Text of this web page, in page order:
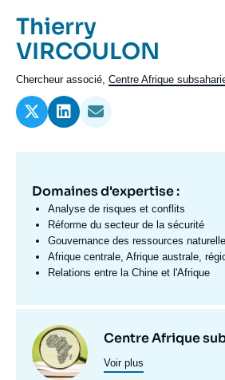
Nous soutenir
Prénom
de
l'expert
Thierry
Nom
de
l'expert
VIRCOULON
Intitulé
du
poste
Chercheur associé, Centre Afrique
Domaine
d'expertises
Fr
Domaines d'expertise :
Analyse de risques et conflits
Réforme du secteur de la sécurité
Gouvernance des ressources
Afrique centrale, Afrique australe,
Relations entre la Chine et l'Afrique
Centres
Image
principale
Centre Afrique
Voir plus